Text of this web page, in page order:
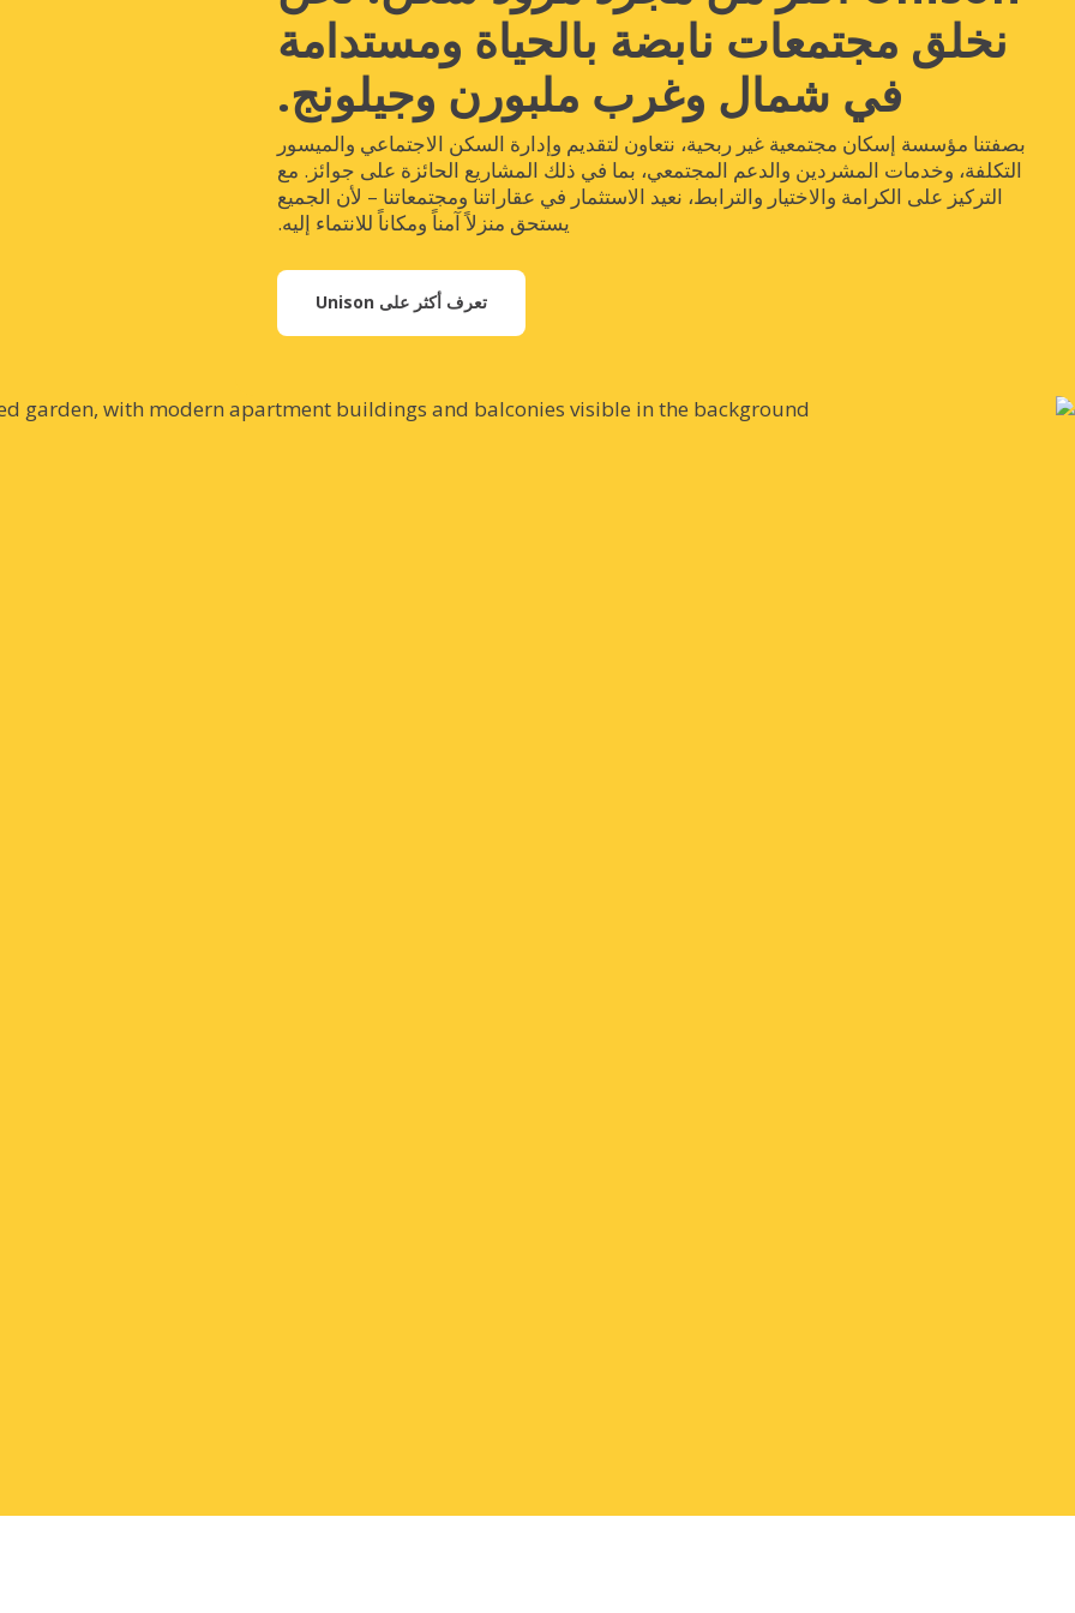
نخلق مجتمعات نابضة بالحياة ومستدامة
في شمال وغرب ملبورن وجيلونج.
بصفتنا مؤسسة إسكان مجتمعية غير ربحية، نتعاون لتقديم وإدارة السكن الاجتماعي والميسور
التكلفة، وخدمات المشردين والدعم المجتمعي، بما في ذلك المشاريع الحائزة على جوائز. مع
التركيز على الكرامة والاختيار والترابط، نعيد الاستثمار في عقاراتنا ومجتمعاتنا – لأن الجميع
يستحق منزلاً آمناً ومكاناً للانتماء إليه.
تعرف أكثر على Unison